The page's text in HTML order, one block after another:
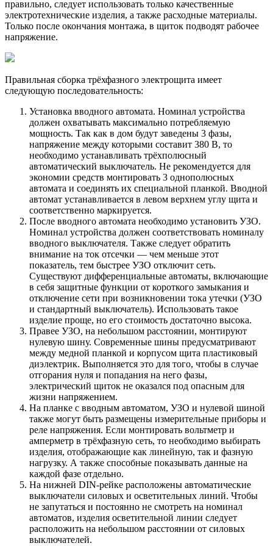
правильно, следует использовать только качественные
электротехнические изделия, а также расходные материалы.
Только после окончания монтажа, в щиток подводят рабочее
напряжение.
Правильная сборка трёхфазного электрощита имеет
следующую последовательность:
Установка вводного автомата. Номинал устройства
должен охватывать максимально потребляемую
мощность. Так как в дом будут заведены 3 фазы,
напряжение между которыми составит 380 В, то
необходимо устанавливать трёхполюсный
автоматический выключатель. Не рекомендуется для
экономии средств монтировать 3 однополюсных
автомата и соединять их специальной планкой. Вводной
автомат устанавливается в левом верхнем углу щита и
соответственно маркируется.
После вводного автомата необходимо установить УЗО.
Номинал устройства должен соответствовать номиналу
вводного выключателя. Также следует обратить
внимание на ток отсечки — чем меньше этот
показатель, тем быстрее УЗО отключит сеть.
Существуют дифференциальные автоматы, включающие
в себя защитные функции от короткого замыкания и
отключение сети при возникновении тока утечки (УЗО
и стандартный выключатель). Использовать такое
изделие проще, но его стоимость достаточно высока.
Правее УЗО, на небольшом расстоянии, монтируют
нулевую шину. Современные шины предусматривают
между медной планкой и корпусом щита пластиковый
диэлектрик. Выполняется это для того, чтобы в случае
отгорания нуля и попадания на него фазы,
электрический щиток не оказался под опасным для
жизни напряжением.
На планке с вводным автоматом, УЗО и нулевой шиной
также могут быть размещены измерительные приборы и
реле напряжения. Если монтировать вольтметр и
амперметр в трёхфазную сеть, то необходимо выбирать
изделия, отображающие как линейную, так и фазную
нагрузку. А также способные показывать данные на
каждой фазе отдельно.
На нижней DIN-рейке расположены автоматические
выключатели силовых и осветительных линий. Чтобы
не запутаться и постоянно не смотреть на номинал
автоматов, изделия осветительной линии следует
расположить на небольшом расстоянии от силовых
выключателей.